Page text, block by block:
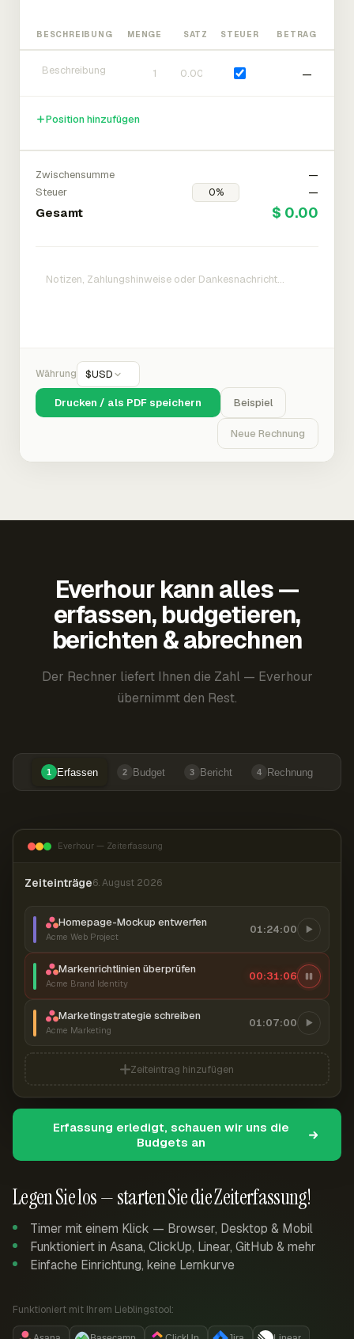
BESCHREIBUNG MENGE SATZ STEUER BETRAG
—
Position hinzufügen
Zwischensumme
—
Steuer
—
Gesamt $ 0.00
Währung $USD
Drucken / als PDF speichern Beispiel
Neue Rechnung
Everhour kann alles —
erfassen, budgetieren,
berichten & abrechnen
Der Rechner liefert Ihnen die Zahl — Everhour
übernimmt den Rest.
1 Erfassen 2 Budget 3 Bericht 4 Rechnung
Legen Sie los — starten Sie die Zeiterfassung!
Timer mit einem Klick — Browser, Desktop & Mobil
Funktioniert in Asana, ClickUp, Linear, GitHub & mehr
Einfache Einrichtung, keine Lernkurve
Funktioniert mit Ihrem Lieblingstool:
Everhour — Zeiterfassung
Zeiteinträge6. August 2026
Homepage-Mockup entwerfen
Acme Web Project
01:24:00
Markenrichtlinien überprüfen
Acme Brand Identity
00:31:07
Marketingstrategie schreiben
Acme Marketing
01:07:00
Zeiteintrag hinzufügen
Erfassung erledigt, schauen wir uns die
Budgets an